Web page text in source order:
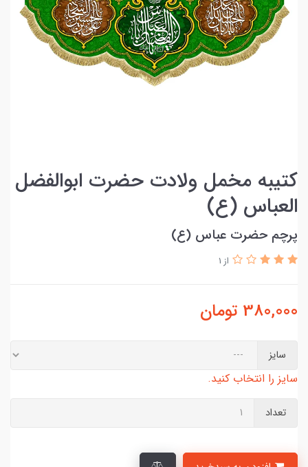
کتیبه مخمل ولادت حضرت ابوالفضل
العباس (ع)
پرچم حضرت عباس (ع)
از 1
380,000 تومان
سایز
سایز را انتخاب کنید.
تعداد